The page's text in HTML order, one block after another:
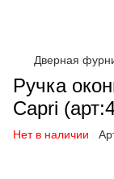
Дверная
Ручка
Capri
Нет в наличии